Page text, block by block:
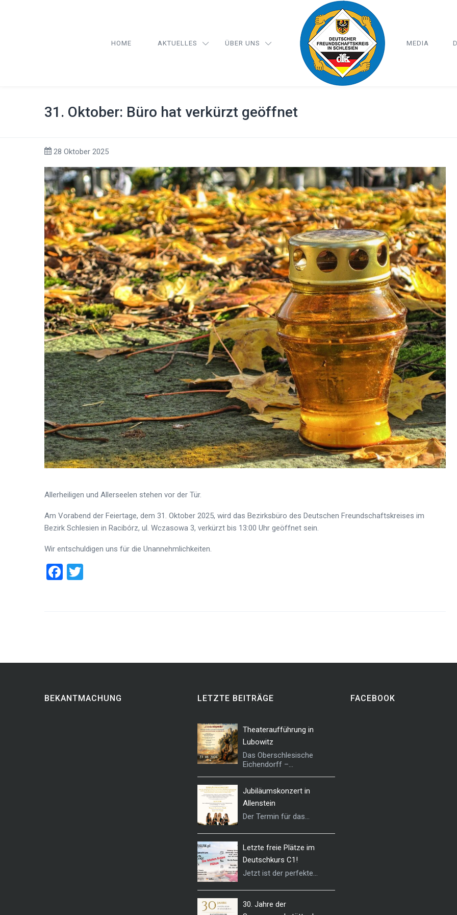
HOME AKTUELLES ÜBER UNS MEDIA
31. Oktober: Büro hat verkürzt geöffnet
28 Oktober 2025
Allerheiligen und Allerseelen stehen vor der Tür.
Am Vorabend der Feiertage, dem 31. Oktober 2025, wird das Bezirksbüro des Deutschen Freundschaftskreises im
Bezirk Schlesien in Racibórz, ul. Wczasowa 3, verkürzt bis 13:00 Uhr geöffnet sein.
Wir entschuldigen uns für die Unannehmlichkeiten.
Facebook
BEKANTMACHUNG LETZTE BEITRÄGE
Theateraufführung in
Lubowitz
Das Oberschlesische
Eichendorff –...
Jubiläumskonzert in
Allenstein
Der Termin für das...
Letzte freie Plätze im
Deutschkurs C1!
Jetzt ist der perfekte...
30. Jahre der
FACEBOOK